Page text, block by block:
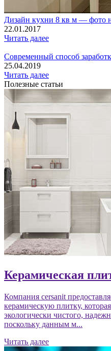
Дизайн кухни 8 кв м — фото
22.01.2017
Читать далее
Современный способ
25.04.2019
Читать далее
Полезные статьи
Керамическая
Компания cersanit
керамическую плитку,
экологически чистого,
поскольку данным м...
Читать далее